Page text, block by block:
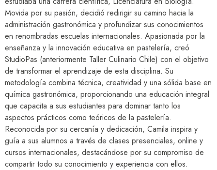
Movida por su pasión, decidió redirigir su camino hacia la
administración gastronómica y profundizar sus conocimientos
en renombradas escuelas internacionales. Apasionada por la
enseñanza y la innovación educativa en pastelería, creó
StudioPas (anteriormente Taller Culinario Chile) con el objetivo
de transformar el aprendizaje de esta disciplina. Su
metodología combina técnica, creatividad y una sólida base en
química gastronómica, proporcionando una educación integral
que capacita a sus estudiantes para dominar tanto los
aspectos prácticos como teóricos de la pastelería.
Reconocida por su cercanía y dedicación, Camila inspira y
guía a sus alumnos a través de clases presenciales, online y
cursos internacionales, destacándose por su compromiso de
compartir todo su conocimiento y experiencia con ellos.